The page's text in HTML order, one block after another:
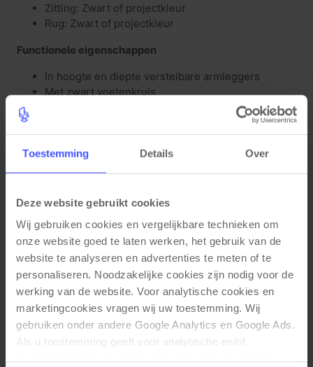
Toestemming Details Over
Deze website gebruikt cookies
Wij gebruiken cookies en vergelijkbare technieken om
onze website goed te laten werken, het gebruik van de
website te analyseren en advertenties te meten of te
personaliseren. Noodzakelijke cookies zijn nodig voor de
werking van de website. Voor analytische cookies en
marketingcookies vragen wij uw toestemming. Wij
gebruiken onder andere Google Analytics en Google Ads.
Als u toestemming geeft voor analytische en/of
Zitting: Zwart of projectkleur
Rug: Zwart of projectkleur
Functionele eigenschappen
In hoogte en diepte verstelbare armleggers
Met zwart voetenkruis
Belastbaar gewicht t/m 150 kg door veiligheid
Rughoogte verstelling
Diepte verstelbare zitneig
Gerelateerde producten